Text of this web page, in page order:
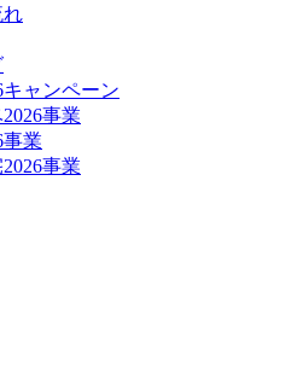
れ
ャンペーン
事業
業
事業